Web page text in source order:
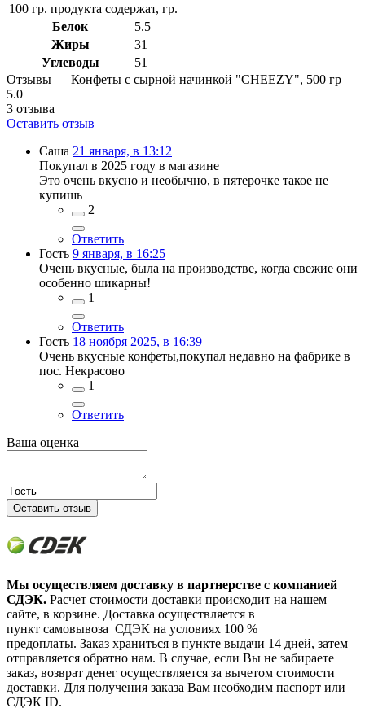
100 гр. продукта содержат, гр.
Белок
5.5
Жиры
31
Углеводы
51
Отзывы — Конфеты с сырной начинкой "CHEEZY", 500 гр
5.0
3 отзыва
Оставить отзыв
Саша 21 января, в 13:12
Покупал в 2025 году в магазине
Это очень вкусно и необычно, в пятерочке такое не
купишь
2
Ответить
Гость 9 января, в 16:25
Очень вкусные, была на производстве, когда свежие они
особенно шикарны!
1
Ответить
Гость 18 ноября 2025, в 16:39
Очень вкусные конфеты,покупал недавно на фабрике в
пос. Некрасово
1
Ответить
Ваша оценка
Оставить отзыв
Мы осуществляем доставку в партнерстве с компанией
СДЭК. Расчет стоимости доставки происходит на нашем
сайте, в корзине. Доставка осуществляется в
пункт самовывоза СДЭК на условиях 100 %
предоплаты. Заказ храниться в пункте выдачи 14 дней, затем
отправляется обратно нам. В случае, если Вы не забираете
заказ, возврат денег осуществляется за вычетом стоимости
доставки. Для получения заказа Вам необходим паспорт или
СДЭК ID.